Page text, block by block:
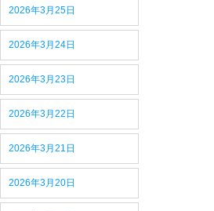
2026年3月25日
2026年3月24日
2026年3月23日
2026年3月22日
2026年3月21日
2026年3月20日